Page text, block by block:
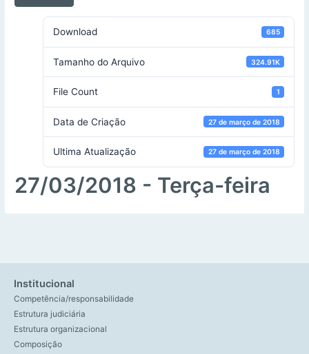
Download 685
Tamanho do Arquivo 324.91K
File Count 1
Data de Criação 27 de março de 2018
Ultima Atualização 27 de março de 2018
27/03/2018 - Terça-feira
Institucional
Competência/responsabilidade
Estrutura judiciária
Estrutura organizacional
Composição